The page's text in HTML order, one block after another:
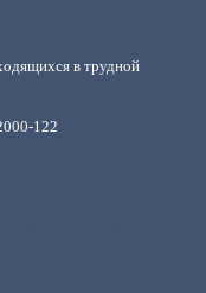
в трудной
122